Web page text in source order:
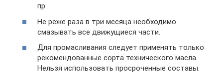
пр.
Не реже раза в три месяца необходимо
смазывать все движущиеся части.
Для промасливания следует применять только
рекомендованные сорта технического масла.
Нельзя использовать просроченные составы.